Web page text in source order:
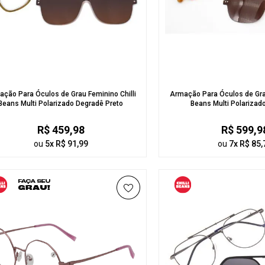
Para Óculos de Grau Feminino Chilli
Multi Polarizado Degradê Preto
R$ 459,98
ou 5x R$ 91,99
Armação Para Óculos de
Beans Multi
R$
ou 7x R$